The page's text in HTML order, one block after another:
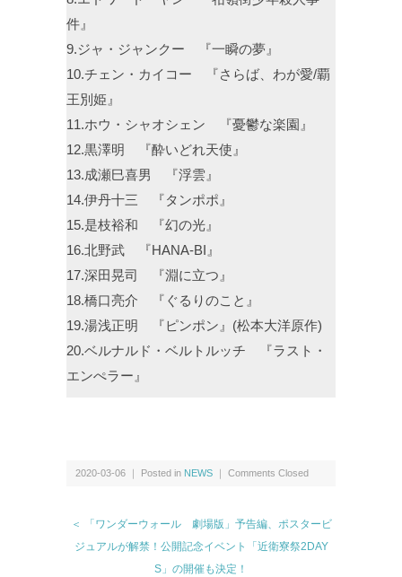
件』
9.ジャ・ジャンクー 『一瞬の夢』
10.チェン・カイコー 『さらば、わが愛/覇
王別姫』
11.ホウ・シャオシェン 『憂鬱な楽園』
12.黒澤明 『酔いどれ天使』
13.成瀬巳喜男 『浮雲』
14.伊丹十三 『タンポポ』
15.是枝裕和 『幻の光』
16.北野武 『HANA-BI』
17.深田晃司 『淵に立つ』
18.橋口亮介 『ぐるりのこと』
19.湯浅正明 『ピンポン』(松本大洋原作)
20.ベルナルド・ベルトルッチ 『ラスト・
エンぺラー』
2020-03-06 ｜ Posted in NEWS Comments Closed
＜ 「ワンダーウォール 劇場版」予告編、ポスタービ
ジュアルが解禁！公開記念イベント「近衛寮祭2DAY
S」の開催も決定！